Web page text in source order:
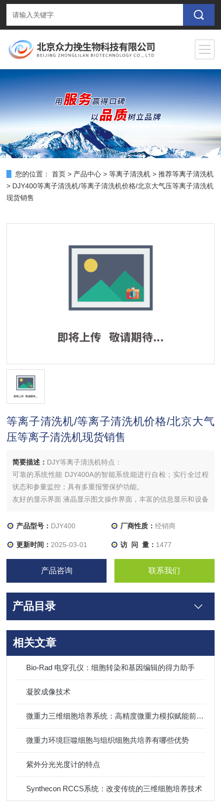
您的位置： 首页 > 产品中心 >等离子清洗机 >推荐等离子清洗机
> DJY400等离子清洗机/等离子清洗机价格/北京大气压等离子清洗机
现货销售
等离子清洗机/等离子清洗机价格/北京大气
压等离子清洗机现货销售
简要描述： DJY等离子清洗机特点：
可靠的系统性能 DJY400A的智能系统能进行自检；实行全过程
状态和参量监控；具有多重报警保护功能。
友好的显示界面 液晶显示图文操作界面，丰富的信息显示和设备
灵活的控制方式 可实现主机面板控制或外部的近、远程控制；可
产品型号： DJY400 厂商性质： 经销商
更新时间： 2025-03-01 访 问 量： 1477
产品咨询 联系我们
产品目录
相关文章
Bio-Rad 电穿孔仪：细胞转染和基因编辑的得力助手
凝胶成像技术
​微重力三维细胞培养系统：高精度微重力模拟赋能前沿科研突破
微重力环境巨噬细胞与组织细胞共培养有哪些优势
紫外分光光度计的特点
Synthecon RCCS系统：改变传统的三维细胞培养技术